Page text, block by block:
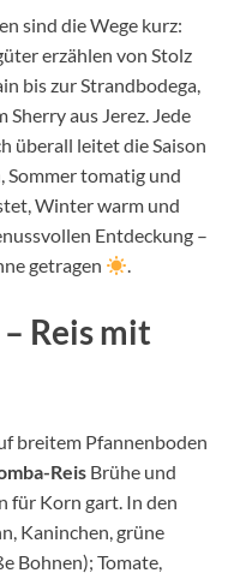
sind die Wege kurz:
erzählen von Stolz
bis zur Strandbodega,
Sherry aus Jerez. Jede
überall leitet die Saison
Sommer tomatig und
Winter warm und
Entdeckung –
getragen
.
Reis mit
breitem Pfannenboden
Reis Brühe und
für Korn gart. In den
Kaninchen, grüne
Bohnen); Tomate,